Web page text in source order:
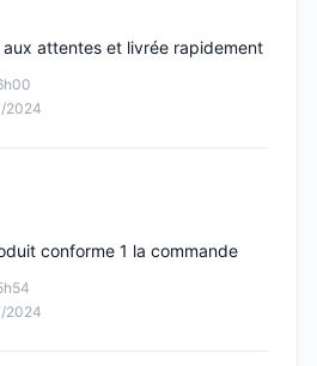
2024
attentes et livrée rapidement
2024
conforme 1 la commande